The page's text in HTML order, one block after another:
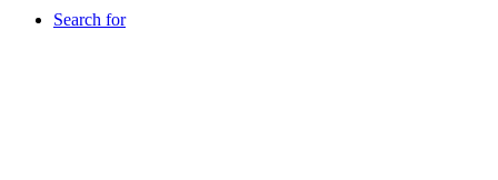
Search for